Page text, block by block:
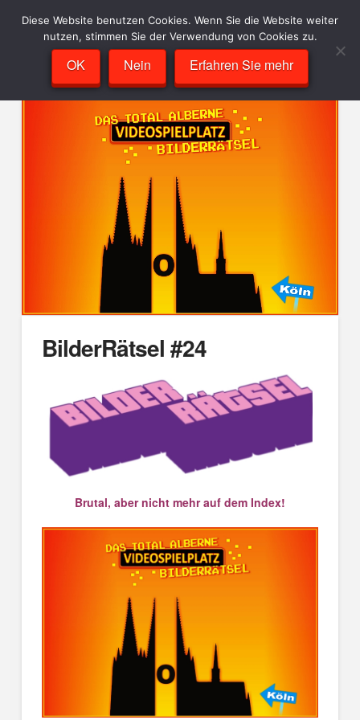
BilderRätsel #24
Brutal, aber nicht mehr auf dem Index!
Diese Website benutzen Cookies. Wenn Sie die Website weiter
nutzen, stimmen Sie der Verwendung von Cookies zu.
OK Nein Erfahren Sie mehr